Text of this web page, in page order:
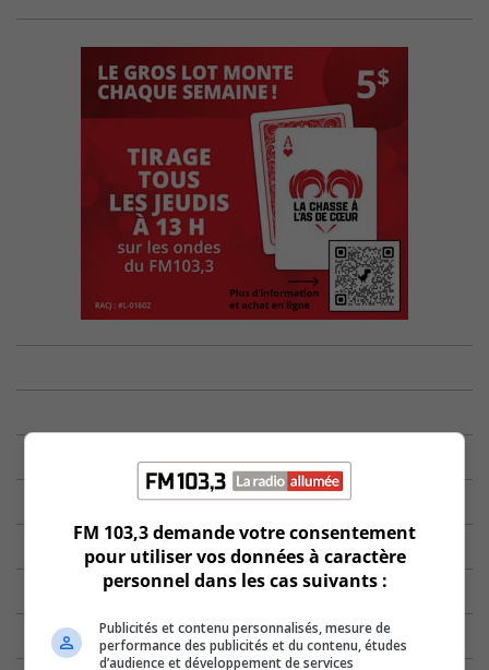
FM 103,3 demande votre consentement
pour utiliser vos données à caractère
personnel dans les cas suivants :
Publicités et contenu personnalisés, mesure de
performance des publicités et du contenu, études
d’audience et développement de services